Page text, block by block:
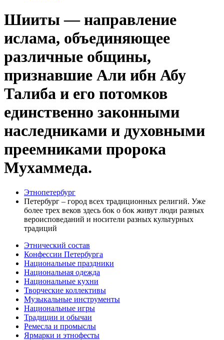
Шииты — направление
ислама, объединяющее
различные общины,
признавшие Али ибн Абу
Талиба и его потомков
единственно законными
наследниками и духовными
преемниками пророка
Мухаммеда.
Этнопетербург
Петербург – город всех традиционных религий. Уже
более трех веков здесь бок о бок живут люди разных
вероисповеданий и носители разных культурных
традиций
Этнический состав
Конфессии Петербурга
Национальные праздники
Национальная одежда
Национальные кухни
Творческие коллективы
Музыкальные инструменты
Национальные игры
Традиции и обычаи
Ремесла и промыслы
Ярмарки и этнофесты